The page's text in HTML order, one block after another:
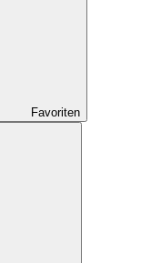
Favoriten